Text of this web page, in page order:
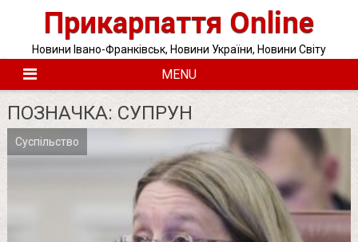
Прикарпаття Online
Новини Івано-Франківськ, Новини України, Новини Світу
MENU
ПОЗНАЧКА: СУПРУН
Суспільство
Posts